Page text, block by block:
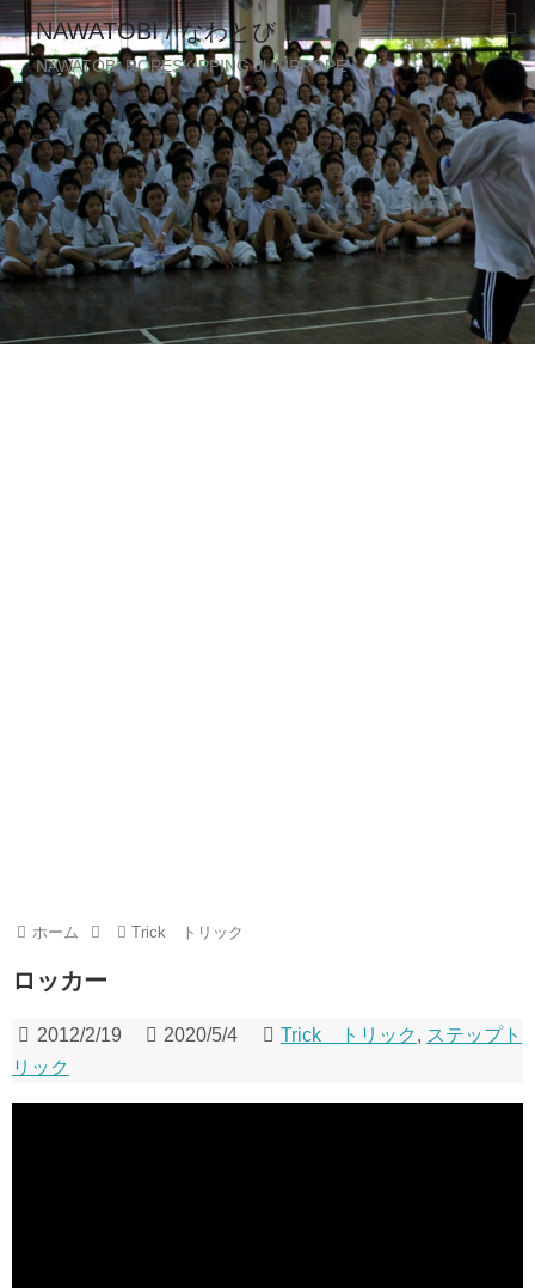
NAWATOBI / なわとび
NAWATOBI ROPESKIPPING JUMPROPE
ホーム Trick トリック
ロッカー
2012/2/19 2020/5/4 Trick トリック , ステップト
リック